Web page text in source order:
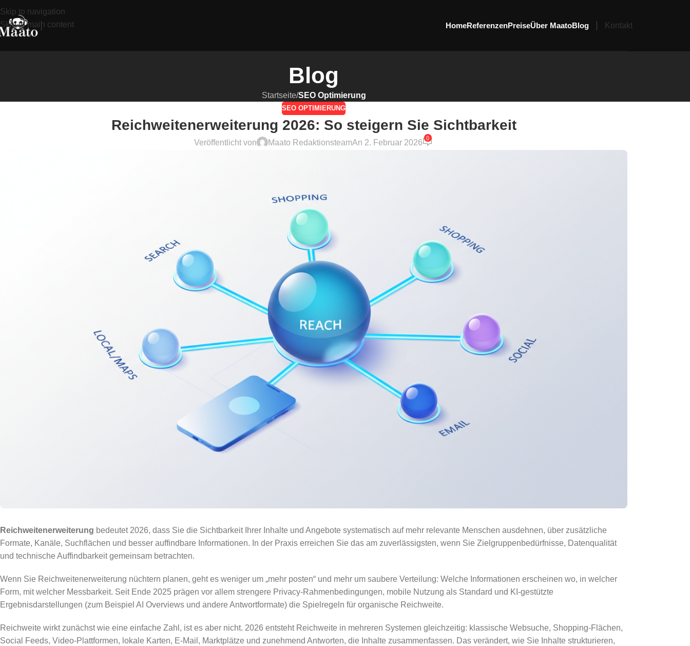
Skip to navigation
Skip to main content
HomeReferenzenPreiseÜber MaatoBlog Kontakt
Blog
Startseite/SEO Optimierung
SEO OPTIMIERUNG
Reichweitenerweiterung 2026: So steigern Sie Sichtbarkeit
Veröffentlicht von Maato RedaktionsteamAn 2. Februar 2026
0
Reichweitenerweiterung bedeutet 2026, dass Sie die Sichtbarkeit Ihrer Inhalte und Angebote systematisch auf mehr relevante Menschen ausdehnen, über zusätzliche
Formate, Kanäle, Suchflächen und besser auffindbare Informationen. In der Praxis erreichen Sie das am zuverlässigsten, wenn Sie Zielgruppenbedürfnisse, Datenqualität
und technische Auffindbarkeit gemeinsam betrachten.
Wenn Sie Reichweitenerweiterung nüchtern planen, geht es weniger um „mehr posten“ und mehr um saubere Verteilung: Welche Informationen erscheinen wo, in welcher
Form, mit welcher Messbarkeit. Seit Ende 2025 prägen vor allem strengere Privacy-Rahmenbedingungen, mobile Nutzung als Standard und KI-gestützte
Ergebnisdarstellungen (zum Beispiel AI Overviews und andere Antwortformate) die Spielregeln für organische Reichweite.
Reichweite wirkt zunächst wie eine einfache Zahl, ist es aber nicht. 2026 entsteht Reichweite in mehreren Systemen gleichzeitig: klassische Websuche, Shopping-Flächen,
Social Feeds, Video-Plattformen, lokale Karten, E-Mail, Marktplätze und zunehmend Antworten, die Inhalte zusammenfassen. Das verändert, wie Sie Inhalte strukturieren,